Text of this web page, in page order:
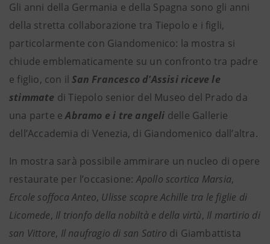
Gli anni della Germania e della Spagna sono gli anni
della stretta collaborazione tra Tiepolo e i figli,
particolarmente con Giandomenico: la mostra si
chiude emblematicamente su un confronto tra padre
e figlio, con ilSan Francesco d'Assisi riceve le
stimmate di Tiepolo senior del Museo del Prado da
una parte eAbramo e i tre angeli delle Gallerie
dell’Accademia di Venezia, di Giandomenico dall’altra.
In mostra sarà possibile ammirare un nucleo di opere
restaurate per l’occasione:Apollo scortica Marsia,
Ercole soffoca Anteo, Ulisse scopre Achille tra le figlie di
Licomede, Il trionfo della nobiltà e della virtù, Il martirio di
san Vittore, Il naufragio di san Satiro di Giambattista